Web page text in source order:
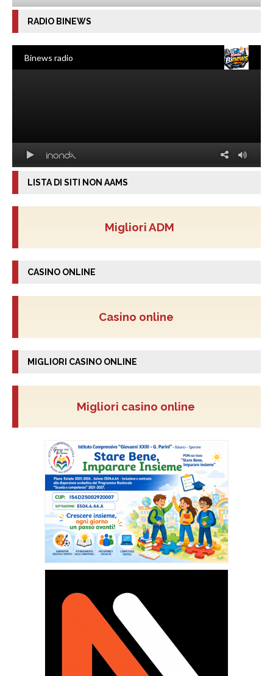
RADIO BINEWS
LISTA DI SITI NON AAMS
Migliori ADM
CASINO ONLINE
Casino online
MIGLIORI CASINO ONLINE
Migliori casino online